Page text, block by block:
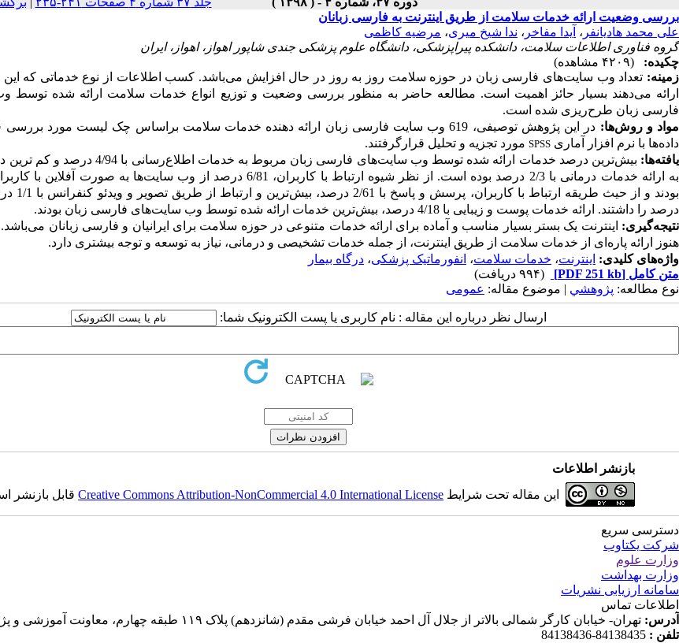
بررسی وضعیت ارائه خدمات سلامت از طریق اینترنت به فارسی زبانان
علی محمد هادیانفر ، آیدا مفاخر ، ندا شیخ میری، مرضیه کاظمی
گروه فناوری اطلاعات سلامت، دانشکده پیراپزشکی، دانشگاه علوم پزشکی جندی شاپور اهواز، اهواز، ایران
چکیده:
(۴۲۰۹ مشاهده)
زمینه: تعداد وب سایتهای فارسی زبان در حوزه سلامت روز به روز در حال افزایش میباشد. کسب اطلاعات از نوع خدماتی که
ارائه میدهند بسیار حائز اهمیت است. مطالعه حاضر به منظور بررسی وضعیت و توزیع انواع خدمات سلامت ارائه شده توسط
فارسی زبان طرحریزی شده است.
مواد و روشها:
در این پژوهش توصیفی، 619 وب سایت فارسی زبان ارائه دهنده خدمات سلامت براساس چک لیست مورد
دادهها با نرم افزار آماری SPSS مورد تجزیه و تحلیل قرارگرفتند.
یافتهها: بیشترین درصد خدمات ارائه شده توسط وب سایتهای فارسی زبان مربوط به خدمات اطلاع
رسانی با 4/94 درصد و کم
به ارائه خدمات درمانی با 2/3 درصد بوده است. از نظر شیوه ارتباط با کاربران، 6/81 درصد از وب سایت
ها به صورت آفلاین با
بودند و از حیث طریقه ارتباط با کاربران، پرسش و پاسخ با 2/61 درصد، بیش
ترین و ارتباط از طریق تصویر و ویدئو کنفرانس با 1/1 درصد، کم
درصد را داشتند. ارائه خدمات پوست و زیبایی با 4/18 درصد، بیش
ترین خدمات ارائه شده توسط وب سایتهای فارسی زبان بودند.
نتیجهگیری: اینترنت یک بستر بسیار مناسب و آماده برای ارائه خدمات متنوعی در حوزه سلامت برای ایرانیان و فارسی زبانان می
هنوز ارائه پاره ای از خدمات سلامت از طریق اینترنت، از جمله خدمات تشخیصی و درمانی، نیاز به توسعه و توجه بیشتری دارد.
واژه‌های کلیدی: اینترنت، خدمات سلامت، انفورماتیک پزشکی، درگاه بیمار
متن کامل [PDF 251 kb]
(۹۹۴ دریافت)
نوع مطالعه: پژوهشي | موضوع مقاله: عمومى
ارسال نظر درباره این مقاله : نام کاربری یا پست الکترونیک شما:
بازنشر اطلاعات
این مقاله تحت شرایط Creative Commons Attribution-NonCommercial 4.0 International Licenseقابل بازنشر
دسترسی سریع
شرکت یکتاوب
وزارت علوم
وزارت بهداشت
سامانه ارزیابی نشریات
اطلاعات تماس
آدرس: تهران- خیابان کارگر شمالی بالاتر از جلال آل احمد خیابان فرشی مقدم (شانزدهم) پلاک ۱۱۹ طبقه چهارم، معاونت آموزشی و پژوهشی
تلفن : 84138435-84138436